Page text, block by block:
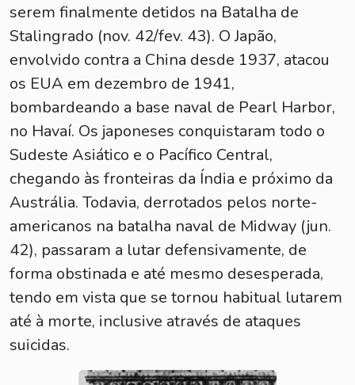
serem finalmente detidos na Batalha de
Stalingrado (nov. 42/fev. 43). O Japão,
envolvido contra a China desde 1937, atacou
os EUA em dezembro de 1941,
bombardeando a base naval de Pearl Harbor,
no Havaí. Os japoneses conquistaram todo o
Sudeste Asiático e o Pacífico Central,
chegando às fronteiras da Índia e próximo da
Austrália. Todavia, derrotados pelos norte-
americanos na batalha naval de Midway (jun.
42), passaram a lutar defensivamente, de
forma obstinada e até mesmo desesperada,
tendo em vista que se tornou habitual lutarem
até à morte, inclusive através de ataques
suicidas.